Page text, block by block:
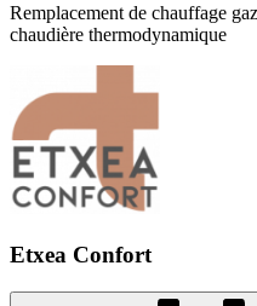
Remplacement de chauffage
chaudière thermodynamique
Etxea Confort